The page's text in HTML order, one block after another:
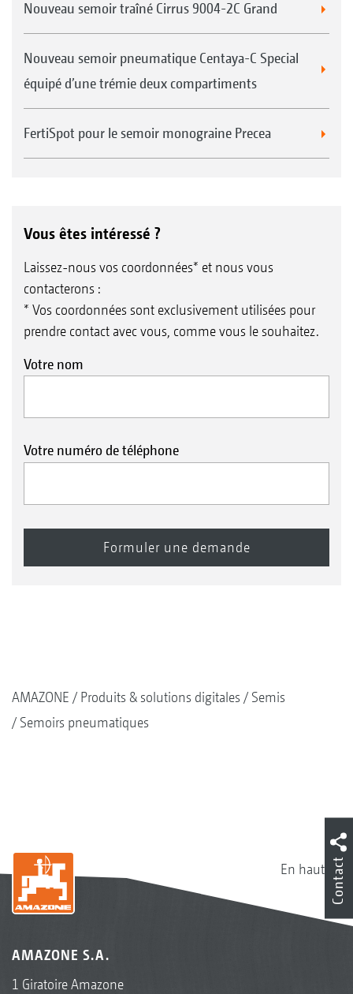
Nouveau semoir traîné Cirrus 9004-2C Grand
Nouveau semoir pneumatique Centaya-C Special
équipé d’une trémie deux compartiments
FertiSpot pour le semoir monograine Precea
Vous êtes intéressé ?
Laissez-nous vos coordonnées* et nous vous
contacterons :
* Vos coordonnées sont exclusivement utilisées pour
prendre contact avec vous, comme vous le souhaitez.
Votre nom
Votre numéro de téléphone
AMAZONE Produits & solutions digitales
Semis
Semoirs pneumatiques
En haut
AMAZONE S.A.
1 Giratoire Amazone
Contact